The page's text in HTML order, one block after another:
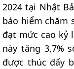
2024 tại Nhật
bảo hiểm chăm
đạt mức cao kỷ
này tăng 3,7%
được thúc đẩy